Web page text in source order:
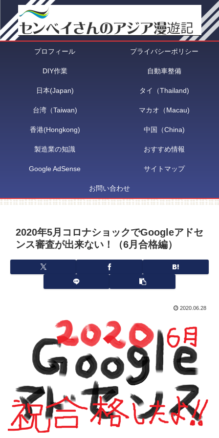
プロフィール プライバシーポリシー
DIY作業 自動車整備
日本(Japan) タイ（Thailand)
台湾（Taiwan) マカオ（Macau)
香港(Hongkong) 中国（China)
製造業の知識 おすすめ情報
Google AdSense サイトマップ
お問い合わせ
2020年5月コロナショックでGoogleアドセ
ンス審査が出来ない！（6月合格編）
2020.06.28